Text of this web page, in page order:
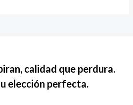
calidad que perdura.
elección perfecta.